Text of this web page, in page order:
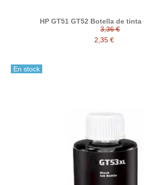
HP GT51 GT52 Botella de
3,36 €
2,35 €
En stock